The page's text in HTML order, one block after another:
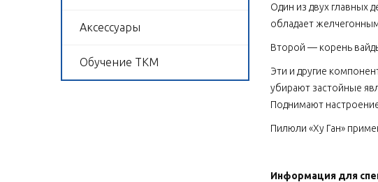
Аксессуары
Обучение ТКМ
Один из двух главных
обладает
Второй — корень
Эти и другие
убирают застойные
Поднимают
Пилюли «Ху Ган»
Информация для